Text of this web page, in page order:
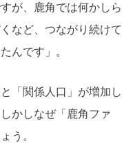
が、鹿角では何かしら
など、つながり続けて
んです」。
「関係人口」が増加し
かしなぜ「鹿角ファ
う。